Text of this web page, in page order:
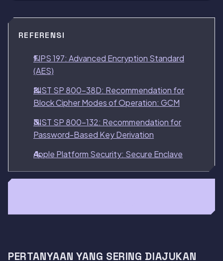
REFERENSI
FIPS 197: Advanced Encryption Standard
(AES)
NIST SP 800-38D: Recommendation for
Block Cipher Modes of Operation: GCM
NIST SP 800-132: Recommendation for
Password-Based Key Derivation
Apple Platform Security: Secure Enclave
PERTANYAAN YANG SERING DIAJUKAN